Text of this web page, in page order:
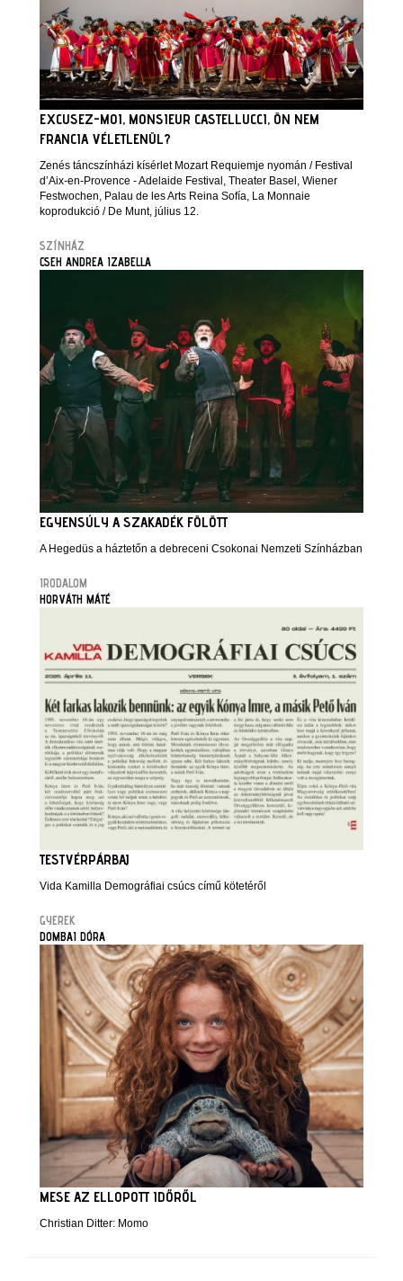
EXCUSEZ-MOI, MONSIEUR CASTELLUCCI, ÖN NEM
FRANCIA VÉLETLENÜL?
Zenés táncszínházi kísérlet Mozart Requiemje nyomán / Festival
d’Aix-en-Provence - Adelaide Festival, Theater Basel, Wiener
Festwochen, Palau de les Arts Reina Sofía, La Monnaie
koprodukció / De Munt, július 12.
SZÍNHÁZ
CSEH ANDREA IZABELLA
EGYENSÚLY A SZAKADÉK FÖLÖTT
A Hegedüs a háztetőn a debreceni Csokonai Nemzeti Színházban
IRODALOM
HORVÁTH MÁTÉ
TESTVÉRPÁRBAJ
Vida Kamilla Demográfiai csúcs című kötetéről
GYEREK
DOMBAI DÓRA
MESE AZ ELLOPOTT IDŐRŐL
Christian Ditter: Momo